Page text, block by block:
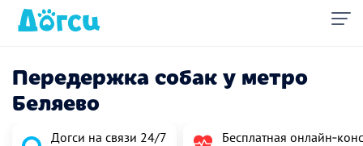
Передержка собак у метро
Беляево
Догси на связи 24/7
Бесплатная